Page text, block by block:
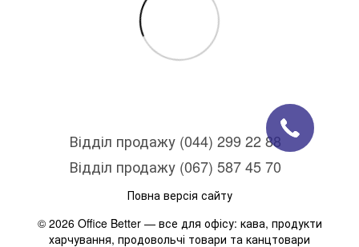
Відділ продажу (044) 299 22 88
Відділ продажу (067) 587 45 70
Повна версія сайту
© 2026 Office Better — все для офісу: кава, продукти
харчування, продовольчі товари та канцтовари